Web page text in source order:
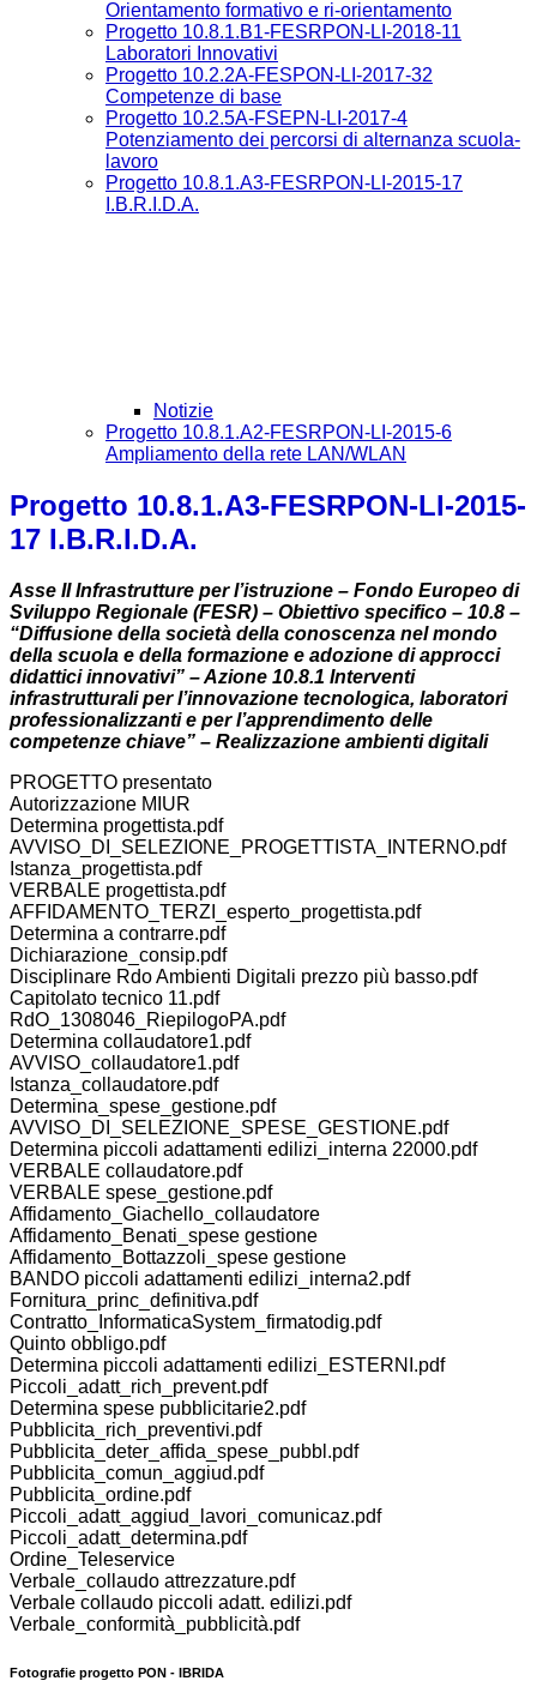
Orientamento formativo e ri-orientamento
Progetto 10.8.1.B1-FESRPON-LI-2018-11
Laboratori Innovativi
Progetto 10.2.2A-FESPON-LI-2017-32
Competenze di base
Progetto 10.2.5A-FSEPN-LI-2017-4
Potenziamento dei percorsi di alternanza scuola-
lavoro
Progetto 10.8.1.A3-FESRPON-LI-2015-17
I.B.R.I.D.A.
Notizie
Progetto 10.8.1.A2-FESRPON-LI-2015-6
Ampliamento della rete LAN/WLAN
Progetto 10.8.1.A3-FESRPON-LI-2015-
17 I.B.R.I.D.A.
Asse II Infrastrutture per l’istruzione – Fondo Europeo di
Sviluppo Regionale (FESR) – Obiettivo specifico – 10.8 –
“Diffusione della società della conoscenza nel mondo
della scuola e della formazione e adozione di approcci
didattici innovativi” – Azione 10.8.1 Interventi
infrastrutturali per l’innovazione tecnologica, laboratori
professionalizzanti e per l’apprendimento delle
competenze chiave” – Realizzazione ambienti digitali
PROGETTO presentato
Autorizzazione MIUR
Determina progettista.pdf
AVVISO_DI_SELEZIONE_PROGETTISTA_INTERNO.pdf
Istanza_progettista.pdf
VERBALE progettista.pdf
AFFIDAMENTO_TERZI_esperto_progettista.pdf
Determina a contrarre.pdf
Dichiarazione_consip.pdf
Disciplinare Rdo Ambienti Digitali prezzo più basso.pdf
Capitolato tecnico 11.pdf
RdO_1308046_RiepilogoPA.pdf
Determina collaudatore1.pdf
AVVISO_collaudatore1.pdf
Istanza_collaudatore.pdf
Determina_spese_gestione.pdf
AVVISO_DI_SELEZIONE_SPESE_GESTIONE.pdf
Determina piccoli adattamenti edilizi_interna 22000.pdf
VERBALE collaudatore.pdf
VERBALE spese_gestione.pdf
Affidamento_Giachello_collaudatore
Affidamento_Benati_spese gestione
Affidamento_Bottazzoli_spese gestione
BANDO piccoli adattamenti edilizi_interna2.pdf
Fornitura_princ_definitiva.pdf
Contratto_InformaticaSystem_firmatodig.pdf
Quinto obbligo.pdf
Determina piccoli adattamenti edilizi_ESTERNI.pdf
Piccoli_adatt_rich_prevent.pdf
Determina spese pubblicitarie2.pdf
Pubblicita_rich_preventivi.pdf
Pubblicita_deter_affida_spese_pubbl.pdf
Pubblicita_comun_aggiud.pdf
Pubblicita_ordine.pdf
Piccoli_adatt_aggiud_lavori_comunicaz.pdf
Piccoli_adatt_determina.pdf
Ordine_Teleservice
Verbale_collaudo attrezzature.pdf
Verbale collaudo piccoli adatt. edilizi.pdf
Verbale_conformità_pubblicità.pdf
Fotografie progetto PON - IBRIDA